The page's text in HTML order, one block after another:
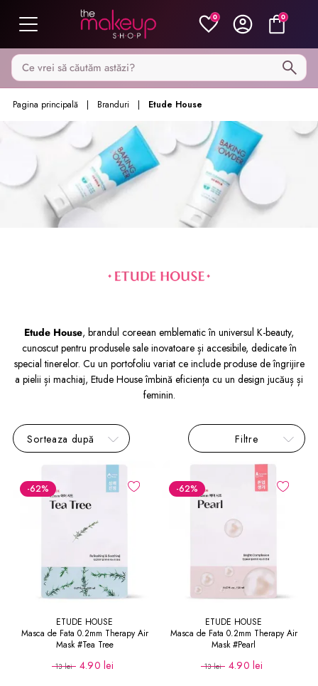
0 0
Caută pe MakeupShop
Pagina principală Branduri Etude House
Etude House, brandul coreean emblematic în universul K-beauty,
cunoscut pentru produsele sale inovatoare și accesibile, dedicate în
special tinerelor. Cu un portofoliu variat ce include produse de îngrijire
a pielii și machiaj, Etude House îmbină eficiența cu un design jucăuș și
feminin.
Sorteaza după Filtre
-62%
ETUDE HOUSE
Masca de Fata 0.2mm Therapy Air
Mask #Tea Tree
13 lei 4.90 lei
-62%
ETUDE HOUSE
Masca de Fata 0.2mm Therapy Air
Mask #Pearl
13 lei 4.90 lei